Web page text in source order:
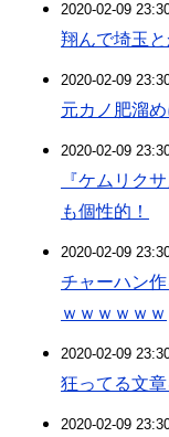
2020-02-09
翔んで埼玉
2020-02-09
元カノ肥溜
2020-02-09
『ケムリク
も個性的！
2020-02-09
チャーハン
ｗｗｗｗｗｗ
2020-02-09
狂ってる文
2020-02-09